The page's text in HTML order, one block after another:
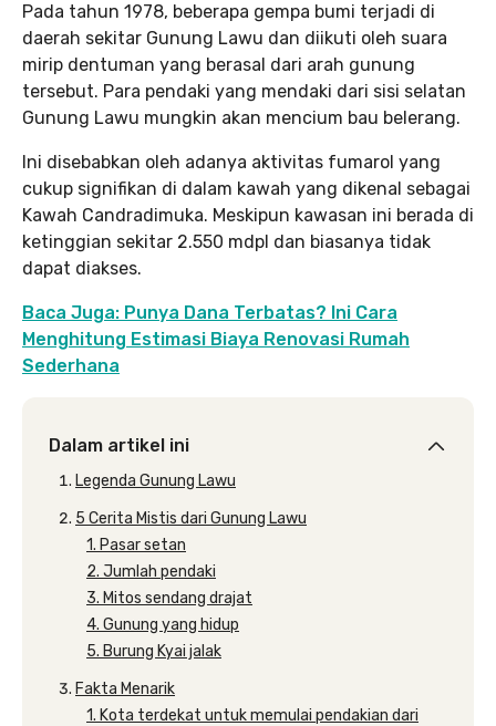
Pada tahun 1978, beberapa gempa bumi terjadi di
daerah sekitar Gunung Lawu dan diikuti oleh suara
mirip dentuman yang berasal dari arah gunung
tersebut. Para pendaki yang mendaki dari sisi selatan
Gunung Lawu mungkin akan mencium bau belerang.
Ini disebabkan oleh adanya aktivitas fumarol yang
cukup signifikan di dalam kawah yang dikenal sebagai
Kawah Candradimuka. Meskipun kawasan ini berada di
ketinggian sekitar 2.550 mdpl dan biasanya tidak
dapat diakses.
Baca Juga: Punya Dana Terbatas? Ini Cara
Menghitung Estimasi Biaya Renovasi Rumah
Sederhana
Dalam artikel ini
Legenda Gunung Lawu
5 Cerita Mistis dari Gunung Lawu
1. Pasar setan
2. Jumlah pendaki
3. Mitos sendang drajat
4. Gunung yang hidup
5. Burung Kyai jalak
Fakta Menarik
1. Kota terdekat untuk memulai pendakian dari